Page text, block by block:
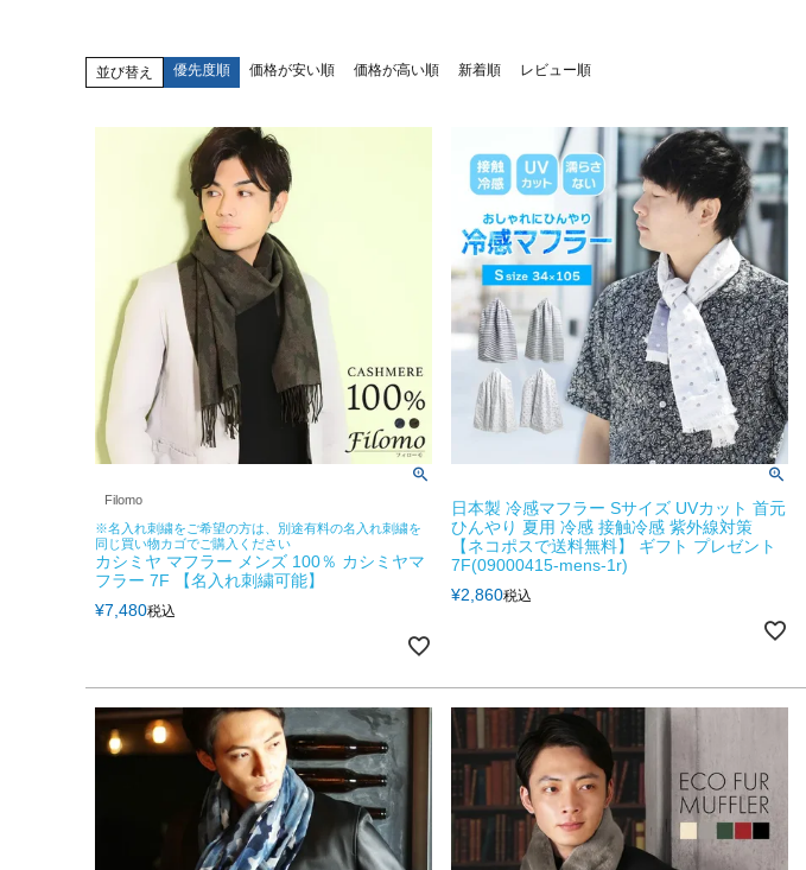
並び替え 優先度順 価格が安い順 価格が高い順 新着順 レビュー順
Filomo
※名入れ刺繍をご希望の方は、別途有料の名入れ刺繍を
同じ買い物カゴでご購入ください
カシミヤ マフラー メンズ 100％ カシミヤマ
フラー 7F 【名入れ刺繍可能】
¥7,480税込
日本製 冷感マフラー Sサイズ UVカット 首元
ひんやり 夏用 冷感 接触冷感 紫外線対策
【ネコポスで送料無料】 ギフト プレゼント
7F(09000415-mens-1r)
¥2,860税込